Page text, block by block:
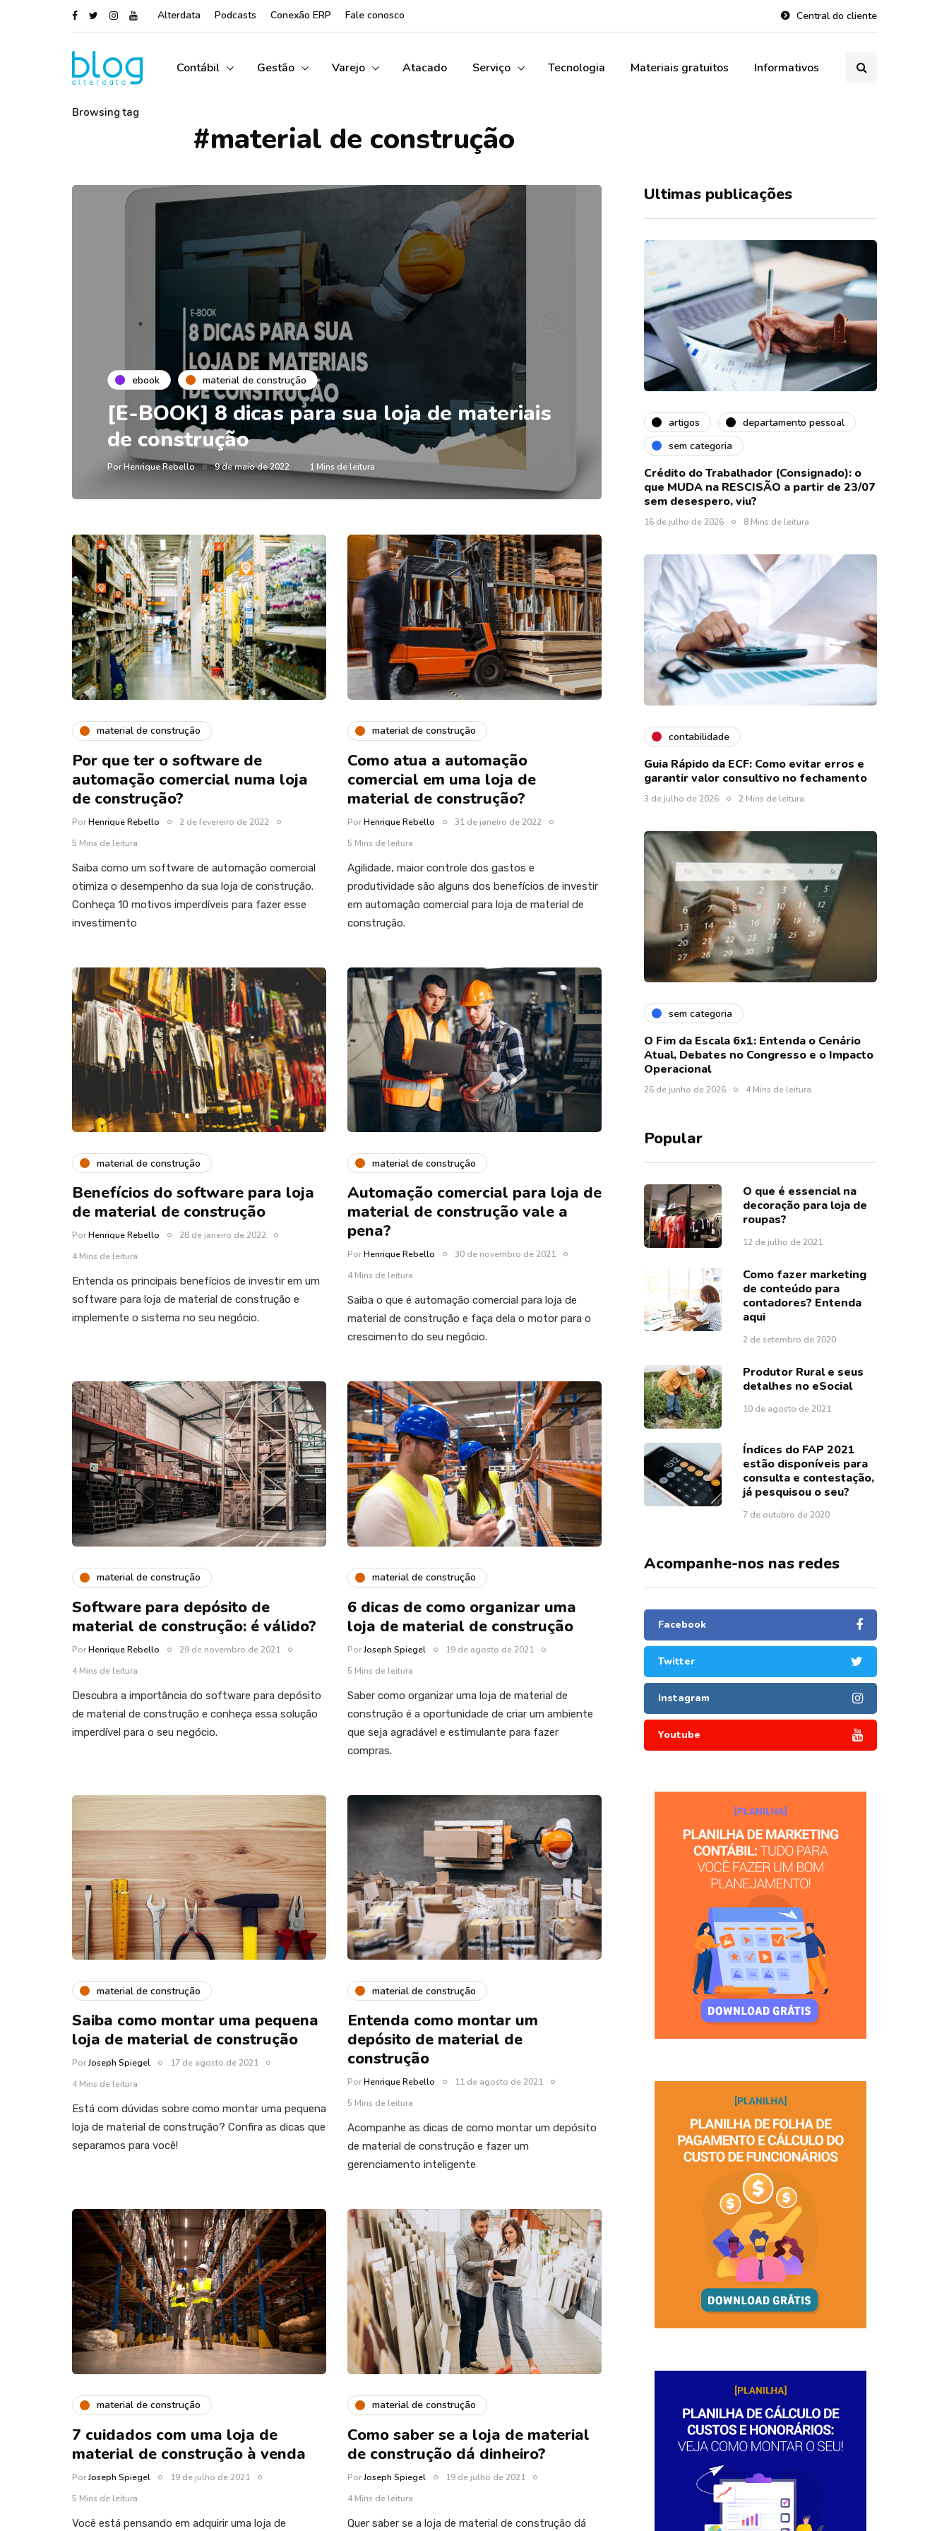
Alterdata Podcasts Conexão ERP Fale conosco Central do cliente
Contábil Gestão Varejo Atacado Serviço Tecnologia Materiais gratuitos Informativos
Browsing tag
#material de construção
ebook material de construção
[E-BOOK] 8 dicas para sua loja de materiais
de construção
PorHenrique Rebello 9 de maio de 2022 1 Mins de leitura
material de construção
Por que ter o software de
automação comercial numa loja
de construção?
PorHenrique Rebello
2 de fevereiro de 2022
5 Mins de leitura
Saiba como um software de automação comercial
otimiza o desempenho da sua loja de construção.
Conheça 10 motivos imperdíveis para fazer esse
investimento
material de construção
Como atua a automação
comercial em uma loja de
material de construção?
PorHenrique Rebello
31 de janeiro de 2022
5 Mins de leitura
Agilidade, maior controle dos gastos e
produtividade são alguns dos benefícios de investir
em automação comercial para loja de material de
construção.
material de construção
Benefícios do software para loja
de material de construção
PorHenrique Rebello
28 de janeiro de 2022
4 Mins de leitura
Entenda os principais benefícios de investir em um
software para loja de material de construção e
implemente o sistema no seu negócio.
material de construção
Automação comercial para loja de
material de construção vale a
pena?
PorHenrique Rebello
30 de novembro de 2021
4 Mins de leitura
Saiba o que é automação comercial para loja de
material de construção e faça dela o motor para o
crescimento do seu negócio.
material de construção
Software para depósito de
material de construção: é válido?
PorHenrique Rebello
29 de novembro de 2021
4 Mins de leitura
Descubra a importância do software para depósito
de material de construção e conheça essa solução
imperdível para o seu negócio.
material de construção
6 dicas de como organizar uma
loja de material de construção
PorJoseph Spiegel
19 de agosto de 2021
5 Mins de leitura
Saber como organizar uma loja de material de
construção é a oportunidade de criar um ambiente
que seja agradável e estimulante para fazer
compras.
material de construção
Saiba como montar uma pequena
loja de material de construção
PorJoseph Spiegel
17 de agosto de 2021
4 Mins de leitura
Está com dúvidas sobre como montar uma pequena
loja de material de construção? Confira as dicas que
separamos para você!
material de construção
Entenda como montar um
depósito de material de
construção
PorHenrique Rebello
11 de agosto de 2021
5 Mins de leitura
Acompanhe as dicas de como montar um depósito
de material de construção e fazer um
gerenciamento inteligente
material de construção
7 cuidados com uma loja de
material de construção à venda
PorJoseph Spiegel
19 de julho de 2021
5 Mins de leitura
Você está pensando em adquirir uma loja de
material de construção
Como saber se a loja de material
de construção dá dinheiro?
PorJoseph Spiegel
19 de julho de 2021
4 Mins de leitura
Quer saber se a loja de material de construção dá
Ultimas publicações
artigos
departamento pessoal
sem categoria
Crédito do Trabalhador (Consignado): o
que MUDA na RESCISÃO a partir de 23/07
sem desespero, viu?
16 de julho de 2026 8 Mins de leitura
contabilidade
Guia Rápido da ECF: Como evitar erros e
garantir valor consultivo no fechamento
3 de julho de 2026 2 Mins de leitura
sem categoria
O Fim da Escala 6x1: Entenda o Cenário
Atual, Debates no Congresso e o Impacto
Operacional
26 de junho de 2026 4 Mins de leitura
Popular
O que é essencial na
decoração para loja de
roupas?
12 de julho de 2021
Como fazer marketing
de conteúdo para
contadores? Entenda
aqui
2 de setembro de 2020
Produtor Rural e seus
detalhes no eSocial
10 de agosto de 2021
Índices do FAP 2021
estão disponíveis para
consulta e contestação,
já pesquisou o seu?
7 de outubro de 2020
Acompanhe-nos nas redes
Facebook
Twitter
Instagram
Youtube